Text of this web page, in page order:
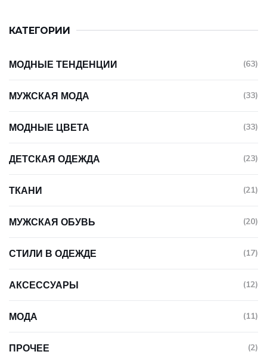
КАТЕГОРИИ
МОДНЫЕ ТЕНДЕНЦИИ (63)
МУЖСКАЯ МОДА (33)
МОДНЫЕ ЦВЕТА (33)
ДЕТСКАЯ ОДЕЖДА (23)
ТКАНИ (21)
МУЖСКАЯ ОБУВЬ (20)
СТИЛИ В ОДЕЖДЕ (17)
АКСЕССУАРЫ (12)
МОДА (11)
ПРОЧЕЕ (2)